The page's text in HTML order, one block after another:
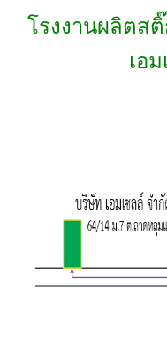
โรงงานผลิตส
เอ